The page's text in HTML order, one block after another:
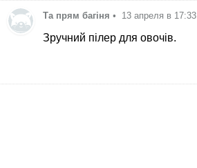
Та прям багіня • 13 апреля в 17:33
Зручний пілер для овочів.